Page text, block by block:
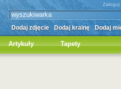
Zaloguj
Dodaj zdjęcie Dodaj krainę Dodaj
Artykuły Tapety